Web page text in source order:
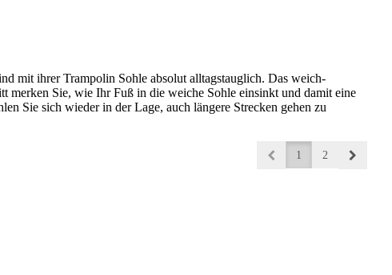
mit ihrer Trampolin Sohle absolut alltagstauglich. Das weich-
merken Sie, wie Ihr Fuß in die weiche Sohle einsinkt und damit eine
Sie sich wieder in der Lage, auch längere Strecken gehen zu
1 2